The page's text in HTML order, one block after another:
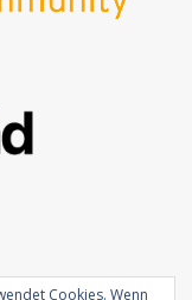
Cookies. Wenn